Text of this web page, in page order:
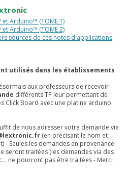
Arduino™ (TOME 1)
Arduino™ (TOME 2)
sources de ces notes d'applications
utilisés dans les établissements
aux professeurs de recevoir
différents TP leur permettant de
Click Board avec une platine arduino
de nous adresser votre demande via
(en précisant le nom et
- Seules les demandes en provenance
seront traitées (les demandes via des
ne pourront pas être traitées - Merci